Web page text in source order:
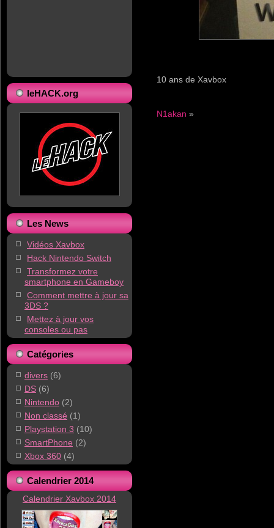
leHACK.org
Les News
Vidéos Xavbox
Hack Nintendo Switch
Transformez votre
smartphone en Gameboy
Comment mettre à jour sa
3DS ?
Mettez à jour vos
consoles ou pas
Catégories
divers (6)
DS (6)
Nintendo (2)
Non classé (1)
Playstation 3 (10)
SmartPhone (2)
Xbox 360 (4)
Calendrier 2014
Calendrier Xavbox 2014
10 ans de Xavbox
N1akan »